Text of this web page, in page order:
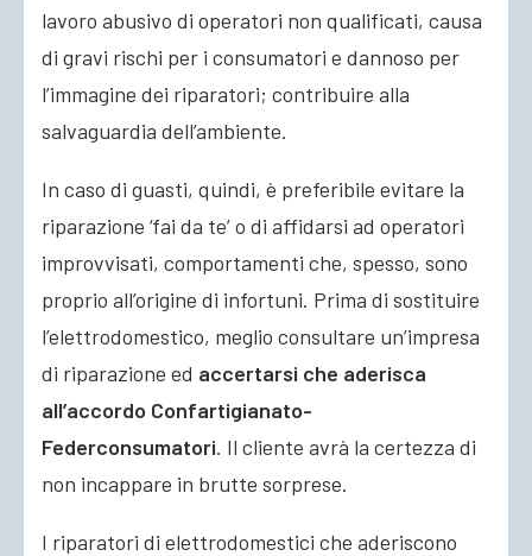
lavoro abusivo di operatori non qualificati, causa
di gravi rischi per i consumatori e dannoso per
l’immagine dei riparatori; contribuire alla
salvaguardia dell’ambiente.
In caso di guasti, quindi, è preferibile evitare la
riparazione ‘fai da te’ o di affidarsi ad operatori
improvvisati, comportamenti che, spesso, sono
proprio all’origine di infortuni. Prima di sostituire
l’elettrodomestico, meglio consultare un’impresa
di riparazione ed accertarsi che aderisca
all’accordo Confartigianato-
Federconsumatori. Il cliente avrà la certezza di
non incappare in brutte sorprese.
I riparatori di elettrodomestici che aderiscono